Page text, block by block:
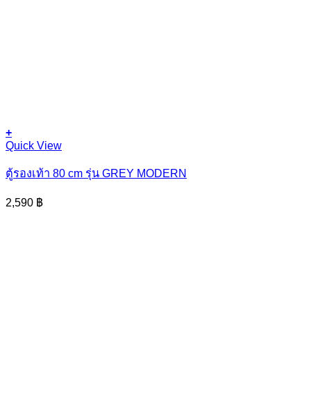
+
Quick View
ตู้รองเท้า 80 cm รุ่น GREY MODERN
2,590 ฿